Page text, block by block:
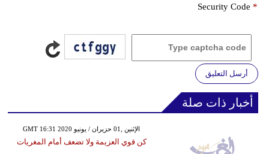
Security Code *
أرسل التعليق
أخبار ذات صلة
GMT 16:31 2020 الإثنين ,01 حزيران / يونيو
كن قوي العزيمة ولا تضعف أمام المغريات